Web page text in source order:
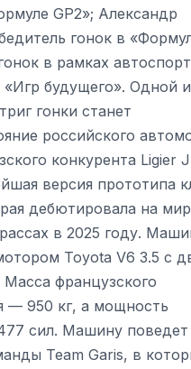
GP2»; Александр
гонок в
в рамках
будущего». Одной
гонки станет
российского
конкурента Ligier
версия прототипа
дебютировала на
в 2025 году.
Toyota V6 3.5 с
французского
— 950 кг, а мощность
сил. Машину
Team Garis, в